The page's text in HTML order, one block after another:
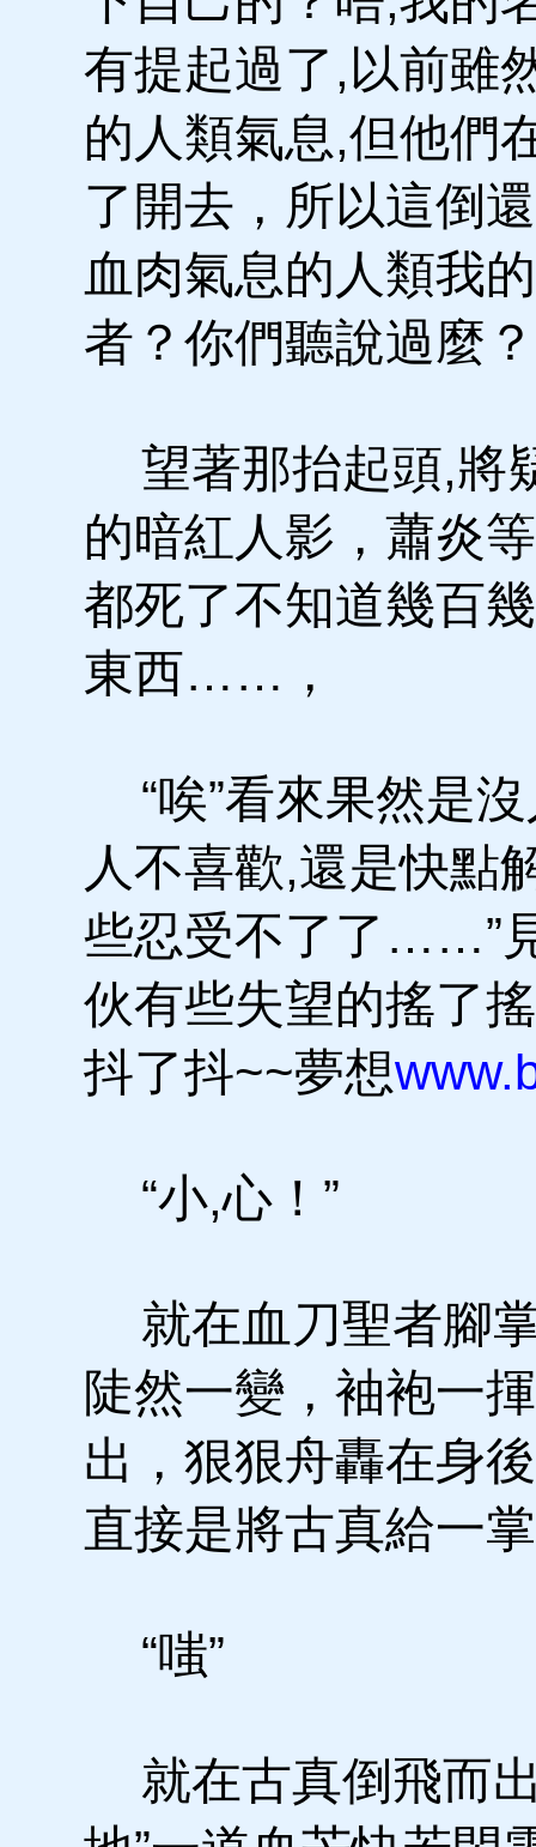
有提起過了,以前雖
的人類氣息,但他們
了開去，所以這倒
血肉氣息的人類我
者？你們聽說過麼
望著那抬起頭,將
的暗紅人影，蕭炎
都死了不知道幾百
東西……，
“唉”看來果然是
人不喜歡,還是快點
些忍受不了了……”
伙有些失望的搖了
抖了抖~~夢想
“小,心！”
就在血刀聖者腳
陡然一變，袖袍一
出，狠狠舟轟在身
直接是將古真給一
“嗤”
就在古真倒飛而